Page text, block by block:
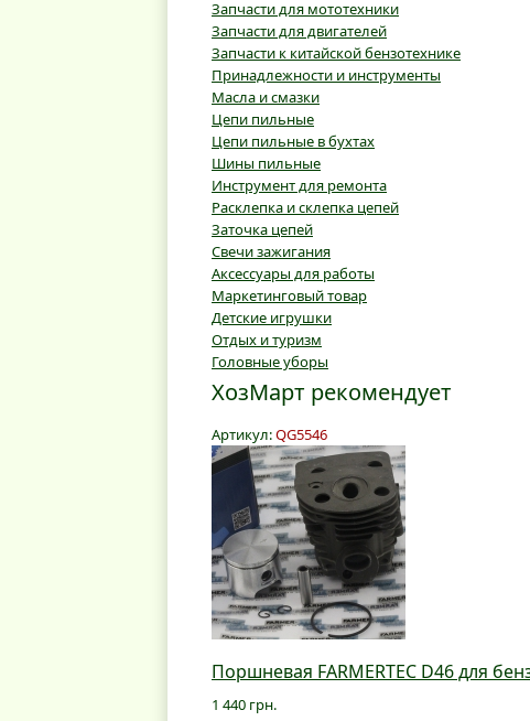
Запчасти для мототехники
Запчасти для двигателей
Запчасти к китайской бензотехнике
Принадлежности и инструменты
Масла и смазки
Цепи пильные
Цепи пильные в бухтах
Шины пильные
Инструмент для ремонта
Расклепка и склепка цепей
Заточка цепей
Свечи зажигания
Аксессуары для работы
Маркетинговый товар
Детские игрушки
Отдых и туризм
Головные уборы
ХозМарт рекомендует
Артикул:QG5546
Поршневая FARMERTEC D46 для
1 440 грн.